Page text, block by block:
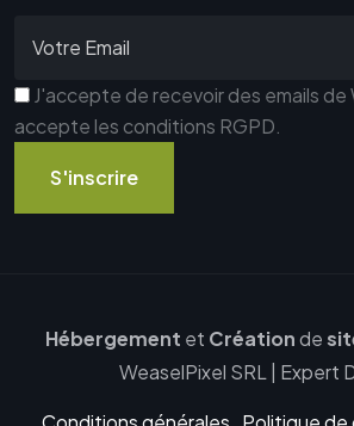
J'accepte de recevoir des emails de
accepte les conditions RGPD.
S'inscrire
Hébergement et Créationde
WeaselPixel SRL | Expert